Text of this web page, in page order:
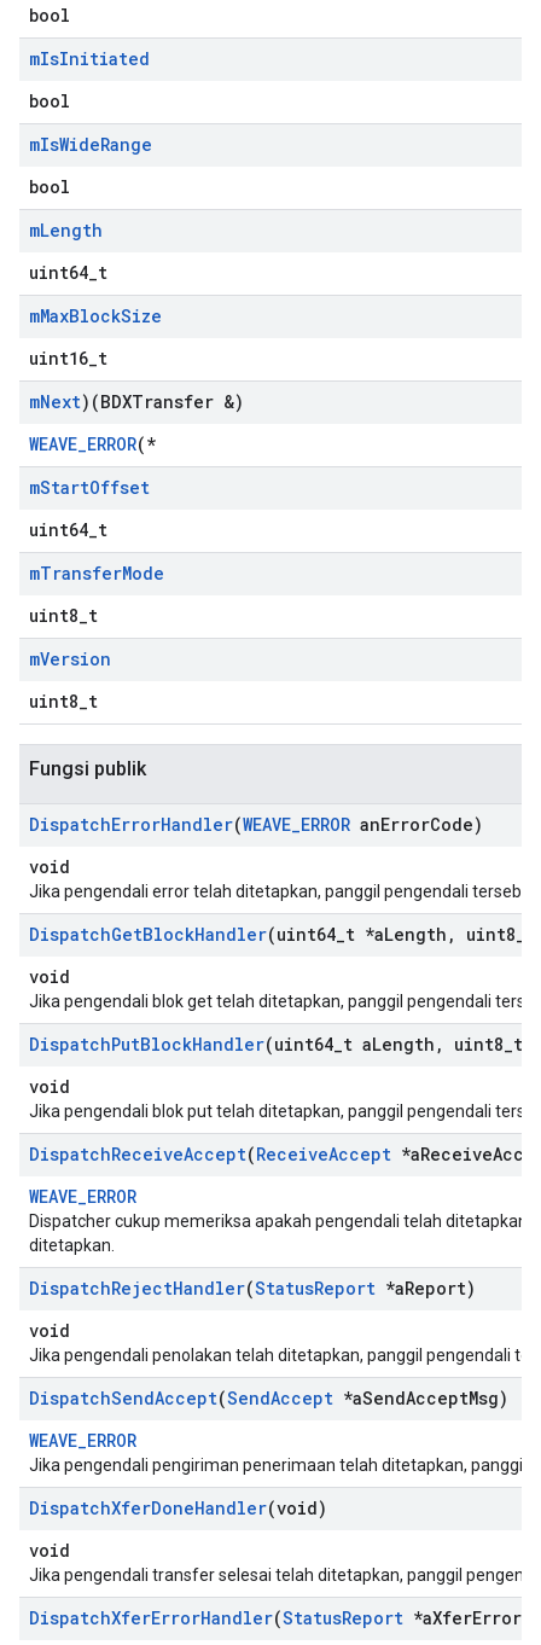
bool
mIsInitiated
bool
mIsWideRange
bool
mLength
uint64_t
mMaxBlockSize
uint16_t
mNext)(BDXTransfer &)
WEAVE_ERROR(*
mStartOffset
uint64_t
mTransferMode
uint8_t
mVersion
uint8_t
Fungsi publik
DispatchErrorHandler(WEAVE_ERROR anErrorCode)
void
Jika pengendali error telah ditetapkan, panggil pengendali tersebut.
DispatchGetBlockHandler(uint64 t *aLength , uint8
void
Jika pengendali blok get telah ditetapkan, panggil pengendali
DispatchPutBlockHandler(uint64 t aLength , uint8 t
void
Jika pengendali blok put telah ditetapkan, panggil pengendali
DispatchReceiveAccept(ReceiveAccept *aReceive
WEAVE_ERROR
Dispatcher cukup memeriksa apakah pengendali telah ditetapkan
ditetapkan.
DispatchRejectHandler(StatusReport *aReport)
void
Jika pengendali penolakan telah ditetapkan, panggil pengendali
DispatchSendAccept(SendAccept *aSendAcceptMsg)
WEAVE_ERROR
Jika pengendali pengiriman penerimaan telah ditetapkan, panggil
DispatchXferDoneHandler(void)
void
Jika pengendali transfer selesai telah ditetapkan, panggil
DispatchXferErrorHandler(StatusReport *aXferError)